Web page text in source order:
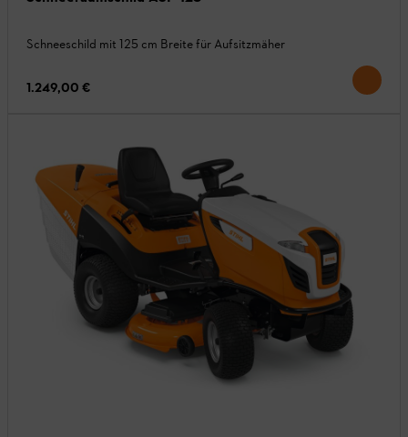
Schneeschild mit 125 cm Breite für Aufsitzmäher
1.249,00 €